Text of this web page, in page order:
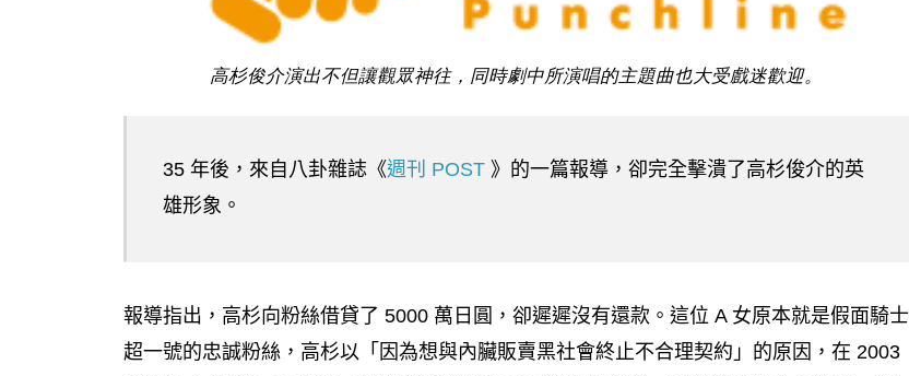
高杉俊介演出不但讓觀眾神往，同時劇中所演唱的主題曲也大受戲迷歡迎。
35 年後，來自八卦雜誌《週刊 POST 》的一篇報導，卻完全擊潰了高杉俊介的英
雄形象。
報導指出，高杉向粉絲借貸了 5000 萬日圓，卻遲遲沒有還款。這位 A 女原本就是假面騎士
超一號的忠誠粉絲，高杉以「因為想與內臟販賣黑社會終止不合理契約」的原因，在 2003